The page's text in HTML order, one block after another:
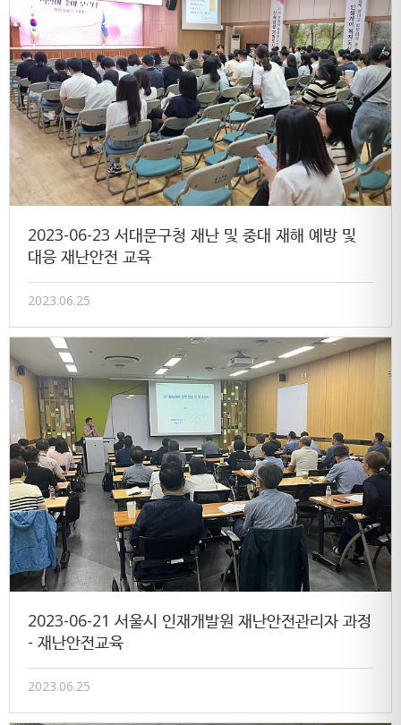
2023-06-23 서대문구청 재난 및 중대 재해 예방 및
대응 재난안전 교육
2023.06.25
2023-06-21 서울시 인재개발원 재난안전관리자 과정
- 재난안전교육
2023.06.25